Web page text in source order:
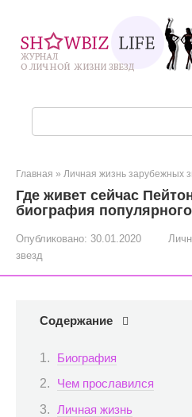
контенту
Главная » Личная жизнь зарубежных
Где живет сейчас
биография популярного
Опубликовано: 30.01.2020
звезд
Содержание
Биография
Чем прославился
Личная жизнь